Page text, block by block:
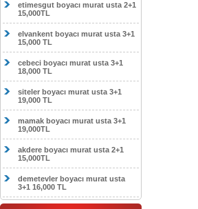
etimesgut boyacı murat usta 2+1
15,000TL
elvankent boyacı murat usta 3+1
15,000 TL
cebeci boyacı murat usta 3+1
18,000 TL
siteler boyacı murat usta 3+1
19,000 TL
mamak boyacı murat usta 3+1
19,000TL
akdere boyacı murat usta 2+1
15,000TL
demetevler boyacı murat usta
3+1 16,000 TL